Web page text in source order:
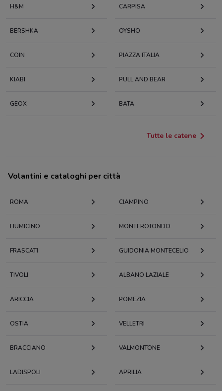
H&M CARPISA
BERSHKA OYSHO
COIN PIAZZA ITALIA
KIABI PULL AND BEAR
GEOX BATA
Tutte le catene
Volantini e cataloghi per città
ROMA CIAMPINO
FIUMICINO MONTEROTONDO
FRASCATI GUIDONIA MONTECELIO
TIVOLI ALBANO LAZIALE
ARICCIA POMEZIA
OSTIA VELLETRI
BRACCIANO VALMONTONE
LADISPOLI APRILIA